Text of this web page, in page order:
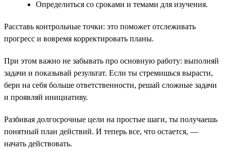
Определиться со сроками и темами для изучения.
Расставь контрольные точки: это поможет отслеживать
прогресс и вовремя корректировать планы.
При этом важно не забывать про основную работу: выполняй
задачи и показывай результат. Если ты стремишься вырасти,
бери на себя больше ответственности, решай сложные задачи
и проявляй инициативу.
Разбивая долгосрочные цели на простые шаги, ты получаешь
понятный план действий. И теперь все, что остается, —
начать действовать.